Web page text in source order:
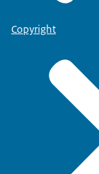
Copyright